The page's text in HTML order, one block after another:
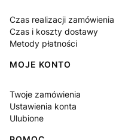
Czas realizacji zamówienia
Czas i koszty dostawy
Metody płatności
MOJE KONTO
Twoje zamówienia
Ustawienia konta
Ulubione